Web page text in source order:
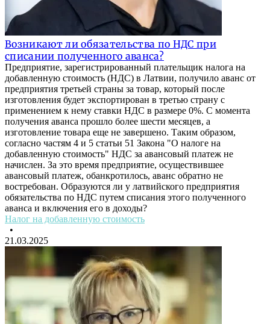
Возникают ли обязательства по НДС при
списании полученного аванса?
Предприятие, зарегистрированный плательщик налога на
добавленную стоимость (НДС) в Латвии, получило аванс от
предприятия третьей страны за товар, который после
изготовления будет экспортирован в третью страну с
применением к нему ставки НДС в размере 0%. С момента
получения аванса прошло более шести месяцев, а
изготовление товара еще не завершено. Таким образом,
согласно частям 4 и 5 статьи 51 Закона "О налоге на
добавленную стоимость" НДС за авансовый платеж не
начислен. За это время предприятие, осуществившее
авансовый платеж, обанкротилось, аванс обратно не
востребован. Образуются ли у латвийского предприятия
обязательства по НДС путем списания этого полученного
аванса и включения его в доходы?
Налог на добавленную стоимость
•
21.03.2025